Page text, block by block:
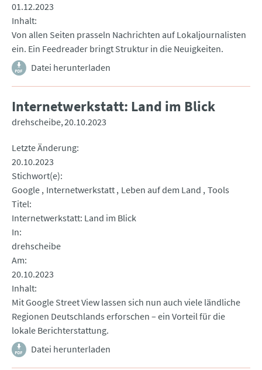
01.12.2023
Inhalt
Von allen Seiten prasseln Nachrichten auf Lokaljournalisten
ein. Ein Feedreader bringt Struktur in die Neuigkeiten.
Datei herunterladen
Internetwerkstatt: Land im Blick
drehscheibe 20.10.2023
Letzte Änderung
20.10.2023
Stichwort(e)
Google Internetwerkstatt Leben auf dem Land Tools
Titel
Internetwerkstatt: Land im Blick
In
drehscheibe
Am
20.10.2023
Inhalt
Mit Google Street View lassen sich nun auch viele ländliche
Regionen Deutschlands erforschen – ein Vorteil für die
lokale Berichterstattung.
Datei herunterladen